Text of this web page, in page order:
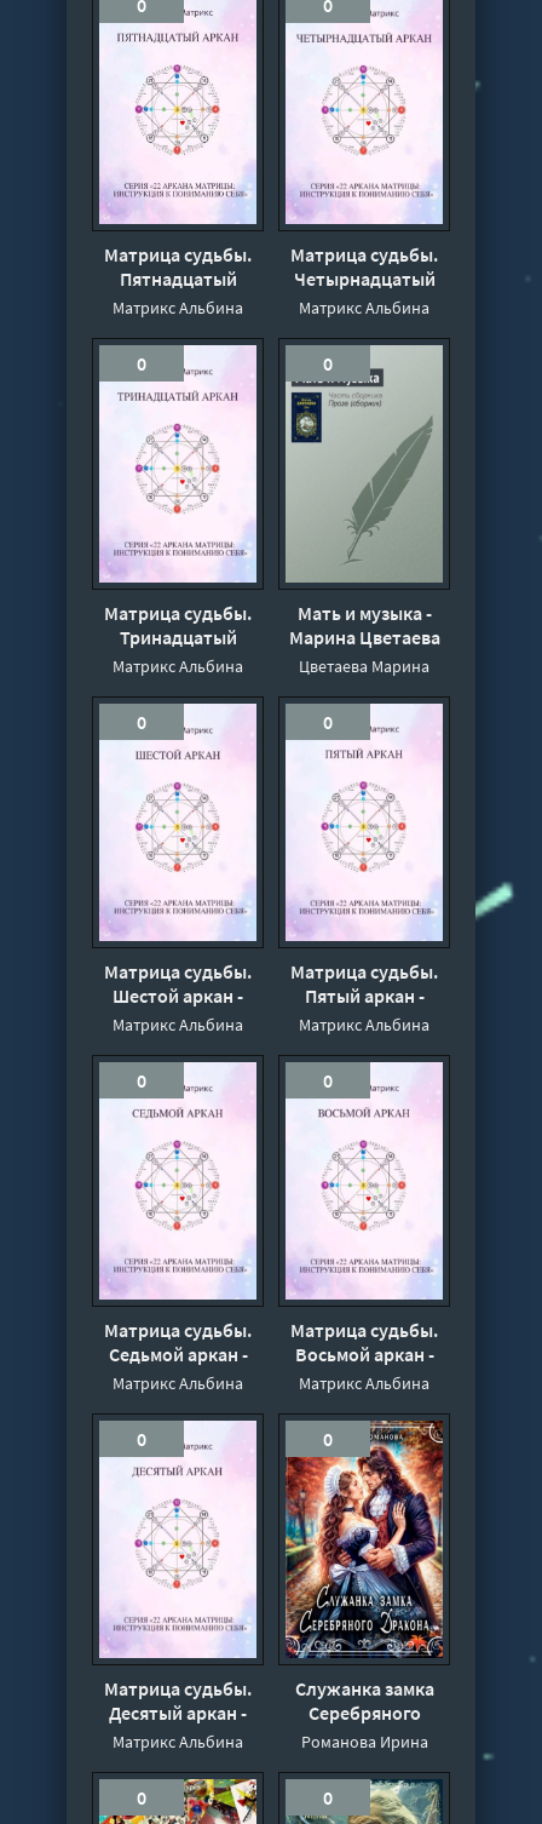
0
Матрица судьбы.
Пятнадцатый
аркан - Альбина
Матрикс Альбина
0
Матрица судьбы.
Четырнадцатый
аркан - Альбина
Матрикс Альбина
0
Матрица судьбы.
Тринадцатый
аркан - Альбина
Матрикс Альбина
0
Мать и музыка -
Марина Цветаева
Цветаева Марина
0
Матрица судьбы.
Шестой аркан -
Альбина Матрикс
Матрикс Альбина
0
Матрица судьбы.
Пятый аркан -
Альбина Матрикс
Матрикс Альбина
0
Матрица судьбы.
Седьмой аркан -
Альбина Матрикс
Матрикс Альбина
0
Матрица судьбы.
Восьмой аркан -
Альбина Матрикс
Матрикс Альбина
0
Матрица судьбы.
Десятый аркан -
Альбина Матрикс
Матрикс Альбина
0
Служанка замка
Серебряного
Дракона - Ирина
Романова Ирина
0 0